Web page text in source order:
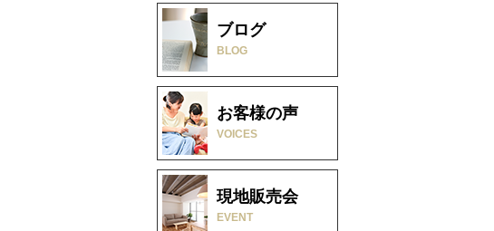
ブログ
BLOG
お客様の声
VOICES
現地販売会
EVENT